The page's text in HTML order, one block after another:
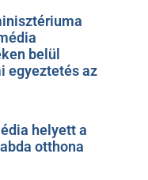
belül
egyeztetés az
helyett a
otthona